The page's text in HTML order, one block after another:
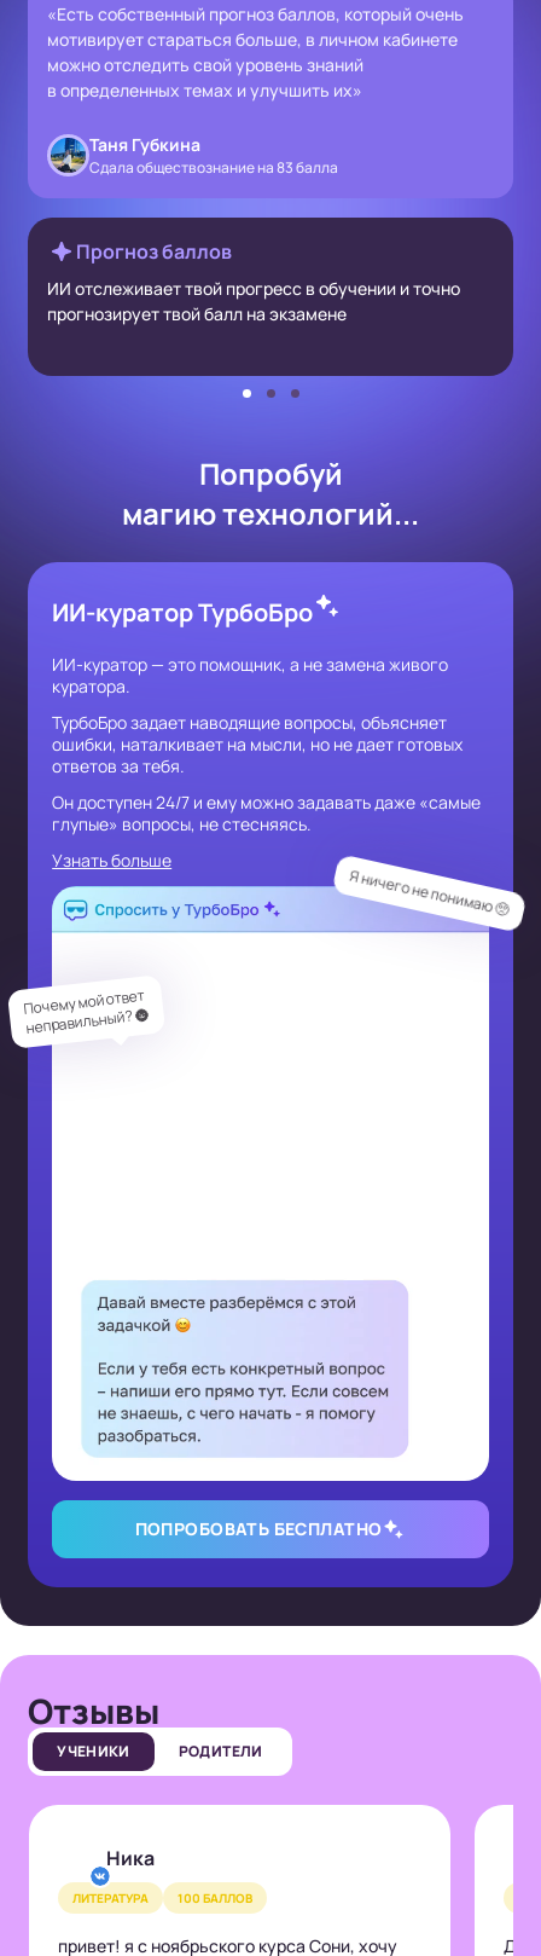
«Есть собственный прогноз баллов, который очень
мотивирует стараться больше, в личном кабинете
можно отследить свой уровень знаний
в определенных темах и улучшить их»
Таня Губкина
Сдала обществознание на 83 балла
Прогноз баллов
ИИ отслеживает твой прогресс в обучении и точно
прогнозирует твой балл на экзамене
Попробуй
магию технологий...
ИИ-куратор ТурбоБро
ИИ-куратор — это помощник, а не замена живого
куратора.
ТурбоБро задает наводящие вопросы, объясняет
ошибки, наталкивает на мысли, но не дает готовых
ответов за тебя.
Он доступен 24/7 и ему можно задавать даже «самые
глупые» вопросы, не стесняясь.
Узнать больше
ПОПРОБОВАТЬ БЕСПЛАТНО
Я ничего не понимаю 🥺
Почему мой ответ
неправильный? 🌚
Отзывы
УЧЕНИКИ РОДИТЕЛИ
Ника
ЛИТЕРАТУРА 100 БАЛЛОВ
привет! я с ноябрьского курса Сони, хочу